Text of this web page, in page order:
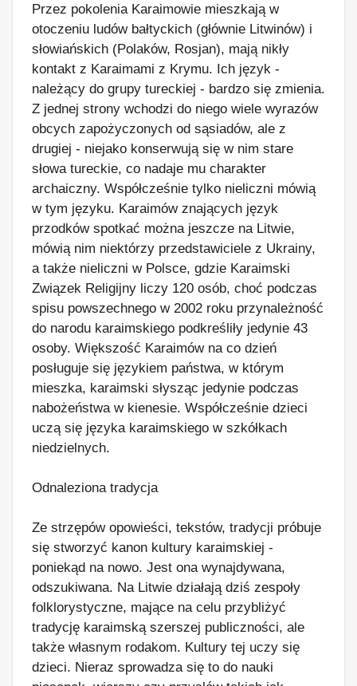
Przez pokolenia Karaimowie mieszkają w
otoczeniu ludów bałtyckich (głównie Litwinów) i
słowiańskich (Polaków, Rosjan), mają nikły
kontakt z Karaimami z Krymu. Ich język -
należący do grupy tureckiej - bardzo się zmienia.
Z jednej strony wchodzi do niego wiele wyrazów
obcych zapożyczonych od sąsiadów, ale z
drugiej - niejako konserwują się w nim stare
słowa tureckie, co nadaje mu charakter
archaiczny. Współcześnie tylko nieliczni mówią
w tym języku. Karaimów znających język
przodków spotkać można jeszcze na Litwie,
mówią nim niektórzy przedstawiciele z Ukrainy,
a także nieliczni w Polsce, gdzie Karaimski
Związek Religijny liczy 120 osób, choć podczas
spisu powszechnego w 2002 roku przynależność
do narodu karaimskiego podkreśliły jedynie 43
osoby. Większość Karaimów na co dzień
posługuje się językiem państwa, w którym
mieszka, karaimski słysząc jedynie podczas
nabożeństwa w kienesie. Współcześnie dzieci
uczą się języka karaimskiego w szkółkach
niedzielnych.
Odnaleziona tradycja
Ze strzępów opowieści, tekstów, tradycji próbuje
się stworzyć kanon kultury karaimskiej -
poniekąd na nowo. Jest ona wynajdywana,
odszukiwana. Na Litwie działają dziś zespoły
folklorystyczne, mające na celu przybliżyć
tradycję karaimską szerszej publiczności, ale
także własnym rodakom. Kultury tej uczy się
dzieci. Nieraz sprowadza się to do nauki